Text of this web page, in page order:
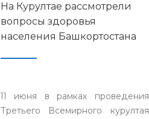
На Курултае рассмотрели
вопросы здоровья
населения Башкортостана
11 июня в рамках проведения
Третьего Всемирного курултая